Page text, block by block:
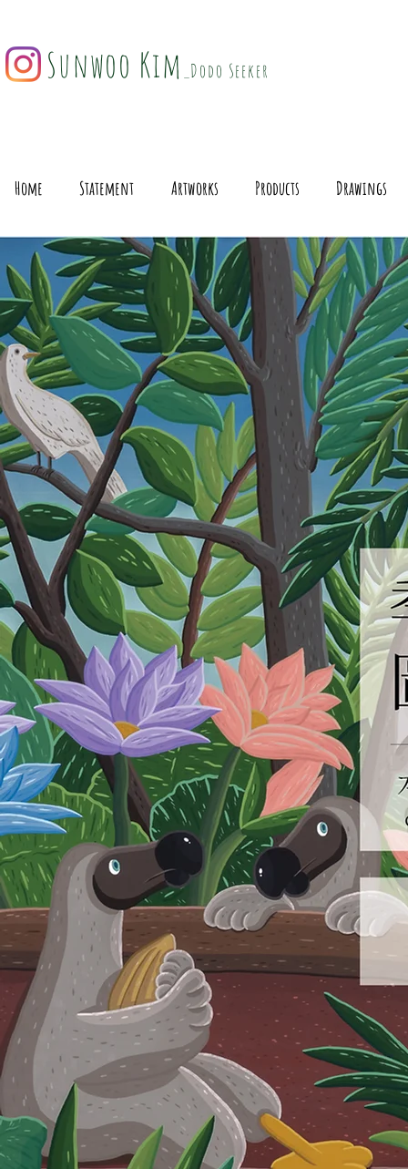
Sunwoo Kim _Dodo Seeker
Home Statement Artworks Products Drawings